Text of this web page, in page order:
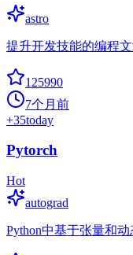
astro
提升开发技能的编程
125990
7个月前
+35today
Pytorch
Hot
autograd
Python中基于张量和